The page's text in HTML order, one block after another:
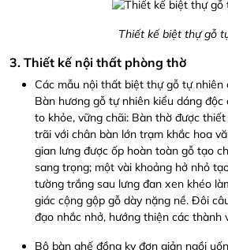
Thiết kế biệt thự gỗ
3. Thiết kế nội thất phòng thờ
Các mẫu nội thất biệt thự gỗ tự nhiên
Bàn hương gỗ tự nhiên kiểu dáng độc
to khỏe, vững chãi: Bàn thờ được
trãi với chân bàn lớn trạm khắc hoa
gian lưng được ốp hoàn toàn gỗ tạo
sang trọng; một vài khoảng hở nhỏ
tường trắng sau lưng đan xen khéo
giác cộng gộp gỗ dày nặng nề. Đôi
đạo nhắc nhở, hướng thiện các thành
Bộ bàn ghế đồng kỵ đơn giản ngồi